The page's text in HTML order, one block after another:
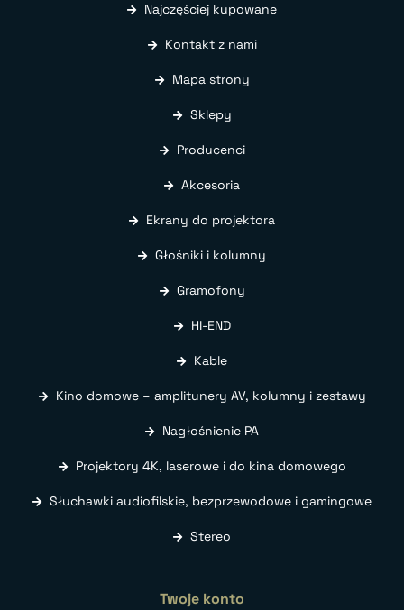
Najczęściej kupowane
Kontakt z nami
Mapa strony
Sklepy
Producenci
Akcesoria
Ekrany do projektora
Głośniki i kolumny
Gramofony
HI-END
Kable
Kino domowe – amplitunery AV, kolumny i zestawy
Nagłośnienie PA
Projektory 4K, laserowe i do kina domowego
Słuchawki audiofilskie, bezprzewodowe i gamingowe
Stereo
Twoje konto